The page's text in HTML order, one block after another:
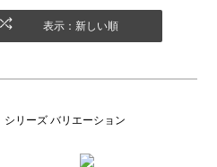
表示：新しい順
シリーズ バリエーション